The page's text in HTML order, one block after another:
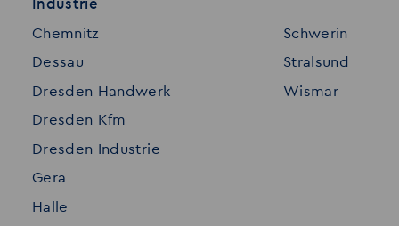
Standorte
Datenschutz
Impressum
Industrie
Chemnitz
Dessau
Dresden Handwerk
Dresden Kfm
Dresden Industrie
Gera
Halle
Schwerin
Stralsund
Wismar